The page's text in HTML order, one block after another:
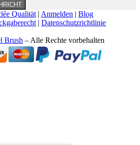
Qualität | Anmelden | Blog
| Datenschutzrichtlinie
Brush – Alle Rechte vorbehalten